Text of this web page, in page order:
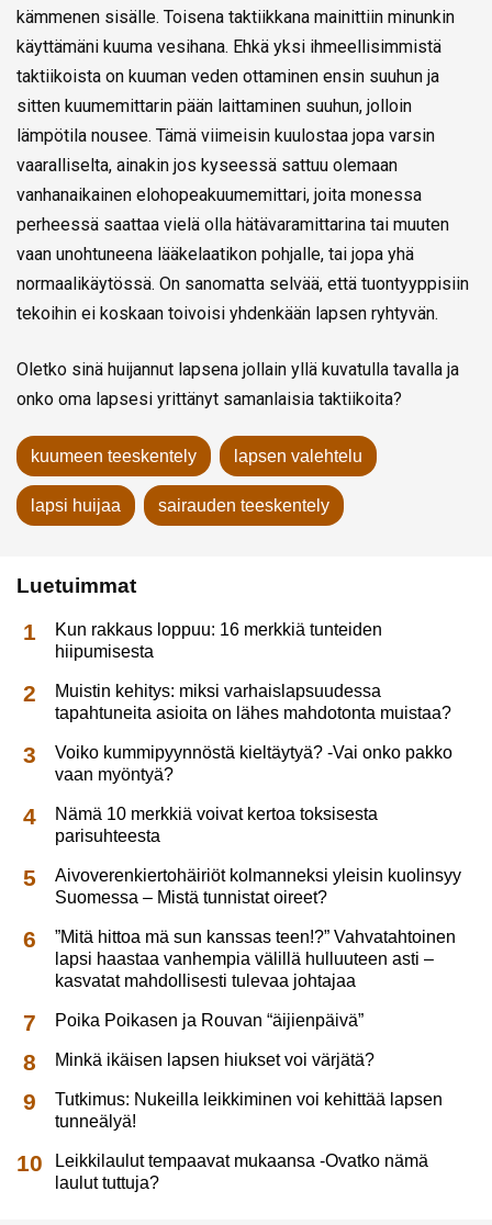
kämmenen sisälle. Toisena taktiikkana mainittiin minunkin
käyttämäni kuuma vesihana. Ehkä yksi ihmeellisimmistä
taktiikoista on kuuman veden ottaminen ensin suuhun ja
sitten kuumemittarin pään laittaminen suuhun, jolloin
lämpötila nousee. Tämä viimeisin kuulostaa jopa varsin
vaaralliselta, ainakin jos kyseessä sattuu olemaan
vanhanaikainen elohopeakuumemittari, joita monessa
perheessä saattaa vielä olla hätävaramittarina tai muuten
vaan unohtuneena lääkelaatikon pohjalle, tai jopa yhä
normaalikäytössä. On sanomatta selvää, että tuontyyppisiin
tekoihin ei koskaan toivoisi yhdenkään lapsen ryhtyvän.
Oletko sinä huijannut lapsena jollain yllä kuvatulla tavalla ja
onko oma lapsesi yrittänyt samanlaisia taktiikoita?
kuumeen teeskentely lapsen valehtelu
lapsi huijaa sairauden teeskentely
Luetuimmat
Kun rakkaus loppuu: 16 merkkiä tunteiden
hiipumisesta
Muistin kehitys: miksi varhaislapsuudessa
tapahtuneita asioita on lähes mahdotonta muistaa?
Voiko kummipyynnöstä kieltäytyä? -Vai onko pakko
vaan myöntyä?
Nämä 10 merkkiä voivat kertoa toksisesta
parisuhteesta
Aivoverenkiertohäiriöt kolmanneksi yleisin kuolinsyy
Suomessa – Mistä tunnistat oireet?
”Mitä hittoa mä sun kanssas teen!?” Vahvatahtoinen
lapsi haastaa vanhempia välillä hulluuteen asti –
kasvatat mahdollisesti tulevaa johtajaa
Poika Poikasen ja Rouvan “äijienpäivä”
Minkä ikäisen lapsen hiukset voi värjätä?
Tutkimus: Nukeilla leikkiminen voi kehittää lapsen
tunneälyä!
Leikkilaulut tempaavat mukaansa -Ovatko nämä
laulut tuttuja?